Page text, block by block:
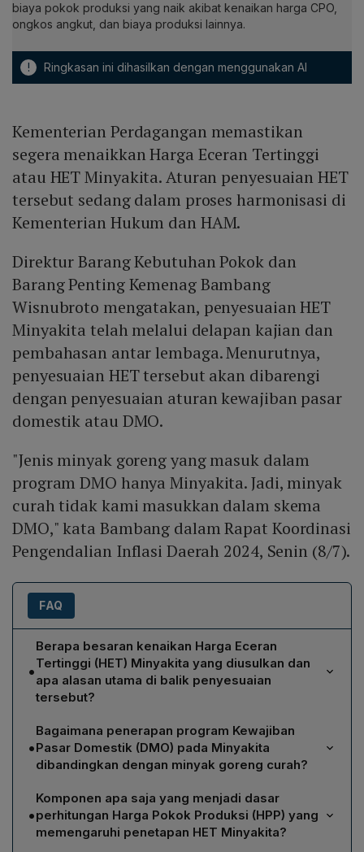
biaya pokok produksi yang naik akibat kenaikan harga CPO,
ongkos angkut, dan biaya produksi lainnya.
! Ringkasan ini dihasilkan dengan menggunakan AI
Kementerian Perdagangan memastikan
segera menaikkan Harga Eceran Tertinggi
atau HET Minyakita. Aturan penyesuaian HET
tersebut sedang dalam proses harmonisasi di
Kementerian Hukum dan HAM.
Direktur Barang Kebutuhan Pokok dan
Barang Penting Kemenag Bambang
Wisnubroto mengatakan, penyesuaian HET
Minyakita telah melalui delapan kajian dan
pembahasan antar lembaga. Menurutnya,
penyesuaian HET tersebut akan dibarengi
dengan penyesuaian aturan kewajiban pasar
domestik atau DMO.
"Jenis minyak goreng yang masuk dalam
program DMO hanya Minyakita. Jadi, minyak
curah tidak kami masukkan dalam skema
DMO," kata Bambang dalam Rapat Koordinasi
Pengendalian Inflasi Daerah 2024, Senin (8/7).
FAQ
•
Berapa besaran kenaikan Harga Eceran
Tertinggi (HET) Minyakita yang diusulkan dan
apa alasan utama di balik penyesuaian
tersebut?
Direktur Jenderal Perdagangan Dalam Negeri Isy Karim
menyampaikan bahwa HET Minyakita akan diusulkan
naik sebesar Rp1.500, sehingga menjadi Rp15.500 per
kilogram dari Rp14.000 sebelumnya. Penyesuaian ini
mempertimbangkan daya beli masyarakat, harga pokok
produksi (HPP) produsen, serta sepuluh komponen
biaya produksi termasuk harga CPO, ongkos angkut
•
Bagaimana penerapan program Kewajiban
Pasar Domestik (DMO) pada Minyakita
dibandingkan dengan minyak goreng curah?
Menurut Direktur Barang Kebutuhan Pokok dan Barang
Penting Kemenag Bambang Wisnubroto, program DMO
hanya mencakup Minyakita. Minyak goreng curah tidak
dimasukkan dalam skema DMO, sehingga seluruh
•
Komponen apa saja yang menjadi dasar
perhitungan Harga Pokok Produksi (HPP) yang
memengaruhi penetapan HET Minyakita?